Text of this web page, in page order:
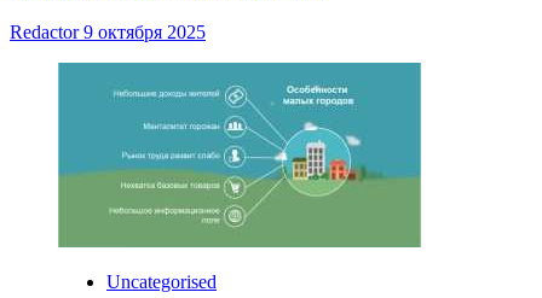
Redactor9 октября 2025
Uncategorised